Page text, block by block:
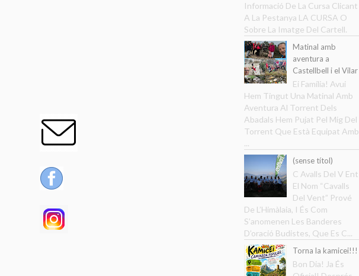
Informació De La Cursa Clicant
A La Pestanya LA CURSA O
Sobre La Imatge Del Cartell.
Matinal amb
aventura a
Castellbell i el Vilar
Ei Família! Avui
Hem Tingut Una Matinal Amb
Aventura Al Torrent Dels
Abadals Hem Pujat Pel Mig Del
Torrent Que Està Equipat Amb
...
(sense títol)
C Avalls Del V Ent
El Nom “Cavalls
Del Vent” Prové
De L’Himàlaia, I És Com
S’anomenen Les Banderes
D’oració Budistes, Que Es C...
Torna la kamicei!!!
Bon Dia! Ja És